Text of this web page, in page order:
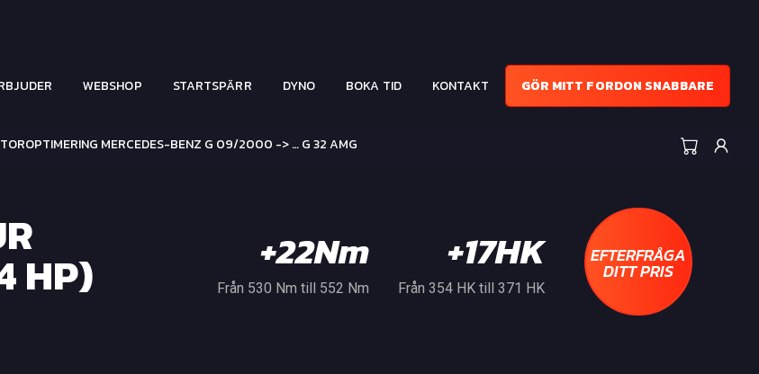
WEBSHOP STARTSPÄRR DYNO BOKA TID KONTAKT GÖR MITT FORDON SNABBARE
MERCEDES-BENZ G 09/2000 -> … G 32 AMG
HP) +22Nm
Från 530 Nm till 552 Nm
+17HK
Från 354 HK till 371 HK
EFTERFRÅGA
DITT PRIS